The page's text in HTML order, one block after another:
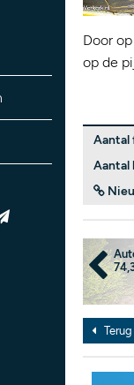
Door
op de
Aantal
Aantal